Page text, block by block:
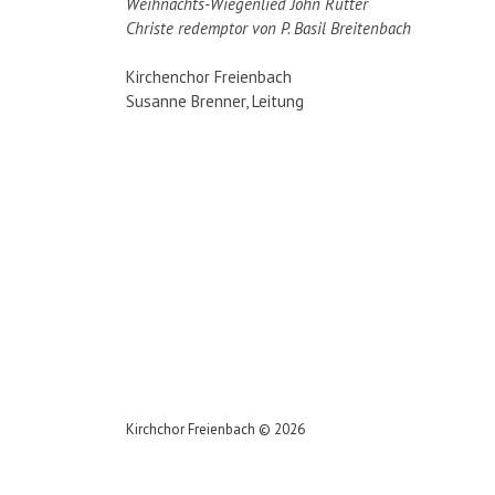
Christe redemptor von P. Basil Breitenbach
Kirchenchor Freienbach
Susanne Brenner, Leitung
Kirchchor Freienbach © 2026